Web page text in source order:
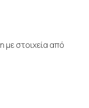
με στοιχεία από